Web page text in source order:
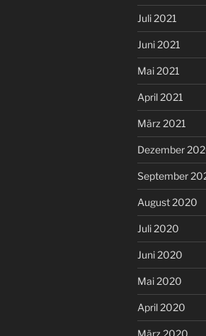
Juli 2021
Juni 2021
Mai 2021
April 2021
März 2021
Dezember
September
August 2020
Juli 2020
Juni 2020
Mai 2020
April 2020
März 2020